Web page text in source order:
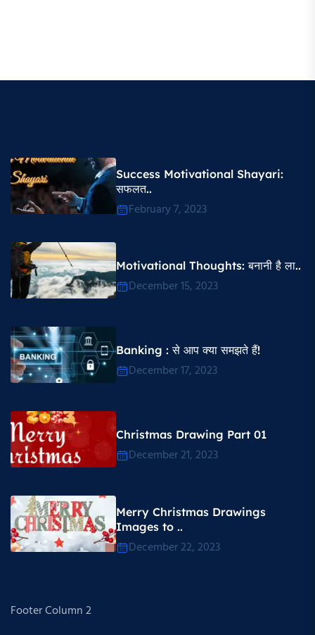
Success Motivational Shayari​:
सफलत..
February 7, 2023
Motivational Thoughts​: बनानी है ला..
December 15, 2023
Banking : से आप क्या समझते हैं!
December 17, 2023
Christmas Drawing Part 01
December 21, 2023
Merry Christmas Drawings
Images to ..
December 22, 2023
Footer Column 2